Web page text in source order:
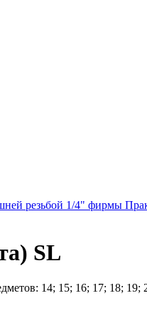
резьбой 1/4" фирмы
SL
14; 15; 16; 17; 18; 19;